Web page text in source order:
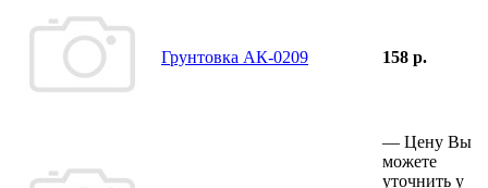
Грунтовка АК-0209 158 р.
— Цену Вы
можете
уточнить у